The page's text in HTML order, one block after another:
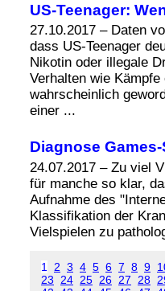
US-Teenager:
27.10.2017 – Daten
dass US-Teenager
Nikotin oder illegale
Verhalten wie
wahrscheinlich
einer ...
Diagnose
24.07.2017 – Zu viel
für manche so klar,
Aufnahme des
Klassifikation der
Vielspielen zu
1 2 3 4 5 6 7 8 9
23
24 25 26 27 28